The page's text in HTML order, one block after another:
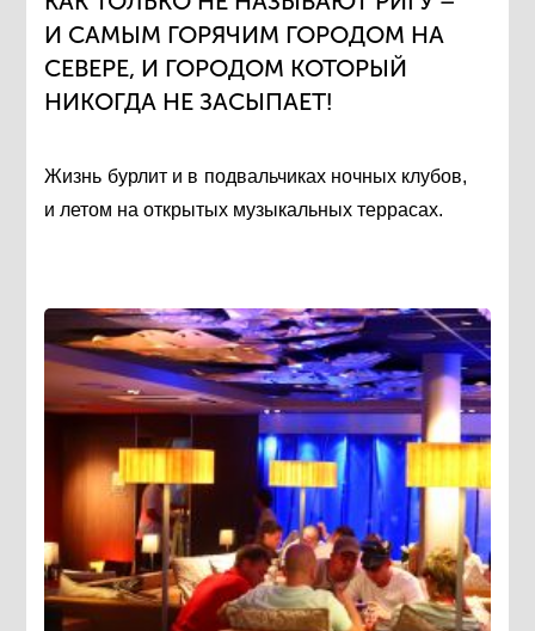
И САМЫМ ГОРЯЧИМ ГОРОДОМ НА
СЕВЕРЕ, И ГОРОДОМ КОТОРЫЙ
НИКОГДА НЕ ЗАСЫПАЕТ!
Жизнь бурлит и в подвальчиках ночных клубов,
и летом на открытых музыкальных террасах.